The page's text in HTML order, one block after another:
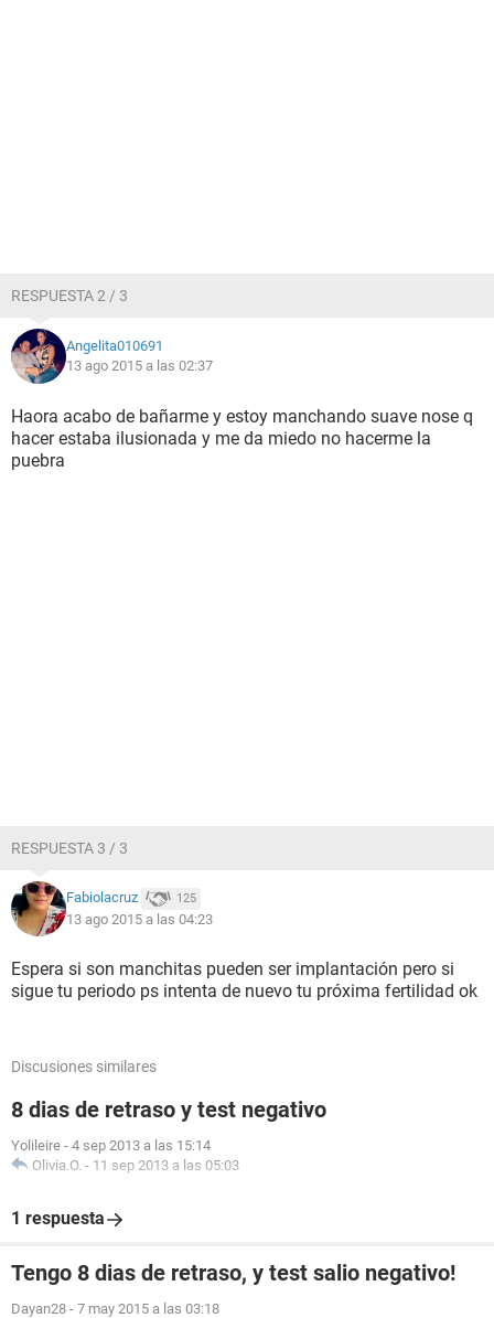
RESPUESTA 2 / 3
Angelita010691
13 ago 2015 a las 02:37
Haora acabo de bañarme y estoy manchando suave nose q
hacer estaba ilusionada y me da miedo no hacerme la
puebra
RESPUESTA 3 / 3
Fabiolacruz 125
13 ago 2015 a las 04:23
Espera si son manchitas pueden ser implantación pero si
sigue tu periodo ps intenta de nuevo tu próxima fertilidad ok
Discusiones similares
8 dias de retraso y test negativo
Yolileire - 4 sep 2013 a las 15:14
Olivia.O. - 11 sep 2013 a las 05:03
1 respuesta
Tengo 8 dias de retraso, y test salio negativo!
Dayan28 - 7 may 2015 a las 03:18